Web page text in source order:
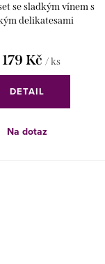
se sladkým vínem s
delikatesami
179 Kč / ks
DETAIL
Na dotaz